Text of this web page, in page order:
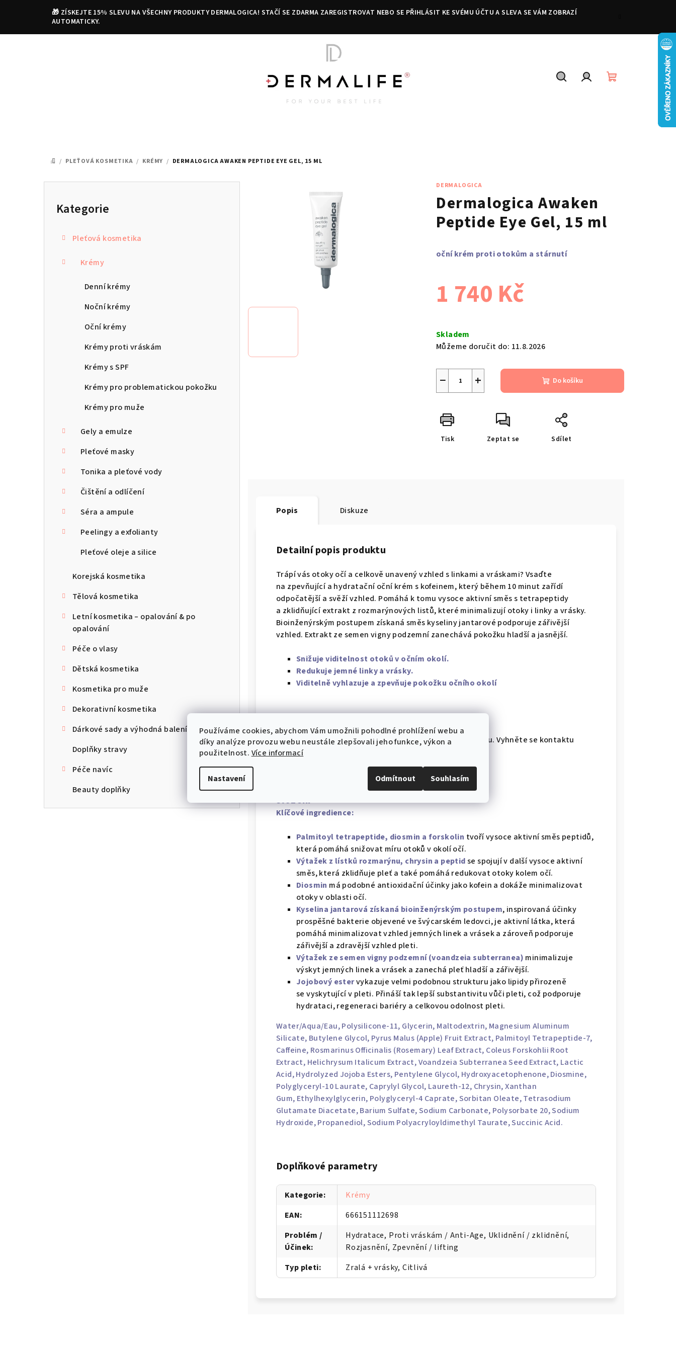
Používáme cookies, abychom Vám umožnili pohodlné prohlížení webu a
díky analýze provozu webu neustále zlepšovali jeho funkce, výkon a
použitelnost. Více informací
Nastavení Odmítnout Souhlasím
🎁 ZÍSKEJTE 15% SLEVU NA VŠECHNY PRODUKTY DERMALOGICA! STAČÍ SE ZDARMA ZAREGISTROVAT NEBO SE PŘIHLÁSIT KE SVÉMU ÚČTU A SLEVA SE VÁM ZOBRAZÍ
AUTOMATICKY.
DOMŮ
/ PLEŤOVÁ KOSMETIKA / KRÉMY / DERMALOGICA AWAKEN PEPTIDE EYE GEL, 15 ML
Přeskočit
Kategorie
Pleťová kosmetika
Krémy
Denní krémy
Noční krémy
Oční krémy
Krémy proti vráskám
Krémy s SPF
Krémy pro problematickou pokožku
Krémy pro muže
Gely a emulze
Pleťové masky
Tonika a pleťové vody
Čištění a odlíčení
Séra a ampule
Peelingy a exfolianty
Pleťové oleje a silice
Korejská kosmetika
Tělová kosmetika
Letní kosmetika – opalování & po
opalování
Péče o vlasy
Dětská kosmetika
Kosmetika pro muže
Dekorativní kosmetika
Dárkové sady a výhodná balení
Doplňky stravy
Péče navíc
Beauty doplňky
DERMALOGICA
Dermalogica Awaken
Peptide Eye Gel, 15 ml
oční krém proti otokům a stárnutí
1 740 Kč
cena:
Skladem
Můžeme doručit do: 11.8.2026
+
− Do košíku
Tisk Zeptat se Sdílet
Popis Diskuze
Detailní popis produktu
Trápí vás otoky očí a celkově unavený vzhled s linkami a vráskami? Vsaďte
na zpevňující a hydratační oční krém s kofeinem, který během 10 minut zařídí
odpočatější a svěží vzhled. Pomáhá k tomu vysoce aktivní směs s tetrapeptidy
a zklidňující extrakt z rozmarýnových listů, které minimalizují otoky i linky a vrásky.
Bioinženýrským postupem získaná směs kyseliny jantarové podporuje zářivější
vzhled. Extrakt ze semen vigny podzemní zanechává pokožku hladší a jasnější.
Snižuje viditelnost otoků v očním okolí.
Redukuje jemné linky a vrásky.
Viditelně vyhlazuje a zpevňuje pokožku očního okolí
použití
Aplikujte na oblast pod očima a podél očnicového oblouku. Vyhněte se kontaktu
s očima. Používejte každý den ráno.
složení
Klíčové ingredience:
Palmitoyl tetrapeptide, diosmin a forskolin tvoří vysoce aktivní směs peptidů,
která pomáhá snižovat míru otoků v okolí očí.
Výtažek z lístků rozmarýnu, chrysin a peptidse spojují v další vysoce aktivní
směs, která zklidňuje pleť a také pomáhá redukovat otoky kolem očí.
Diosmin má podobné antioxidační účinky jako kofein a dokáže minimalizovat
otoky v oblasti očí.
Kyselina jantarová získaná bioinženýrským postupem, inspirovaná účinky
prospěšné bakterie objevené ve švýcarském ledovci, je aktivní látka, která
pomáhá minimalizovat vzhled jemných linek a vrásek a zároveň podporuje
zářivější a zdravější vzhled pleti.
Výtažek ze semen vigny podzemní (voandzeia subterranea) minimalizuje
výskyt jemných linek a vrásek a zanechá pleť hladší a zářivější.
Jojobový estervykazuje velmi podobnou strukturu jako lipidy přirozeně
se vyskytující v pleti. Přináší tak lepší substantivitu vůči pleti, což podporuje
hydrataci, regeneraci bariéry a celkovou odolnost pleti.
Water/Aqua/Eau, Polysilicone-11, Glycerin, Maltodextrin, Magnesium Aluminum
Silicate, Butylene Glycol, Pyrus Malus (Apple) Fruit Extract, Palmitoyl Tetrapeptide-7,
Caffeine, Rosmarinus Officinalis (Rosemary) Leaf Extract, Coleus Forskohlii Root
Extract, Helichrysum Italicum Extract, Voandzeia Subterranea Seed Extract, Lactic
Acid, Hydrolyzed Jojoba Esters, Pentylene Glycol, Hydroxyacetophenone, Diosmine,
Polyglyceryl-10 Laurate, Caprylyl Glycol, Laureth-12, Chrysin, Xanthan
Gum, Ethylhexylglycerin, Polyglyceryl-4 Caprate, Sorbitan Oleate,Tetrasodium
Glutamate Diacetate, Barium Sulfate, Sodium Carbonate, Polysorbate 20,Sodium
Hydroxide,Propanediol, Sodium Polyacryloyldimethyl Taurate, Succinic Acid.
Doplňkové parametry
Kategorie:
Krémy
EAN:
666151112698
Problém /
Účinek:
Hydratace, Proti vráskám / Anti-Age, Uklidnění / zklidnění,
Rozjasnění, Zpevnění / lifting
Typ pleti: Zralá + vrásky, Citlivá